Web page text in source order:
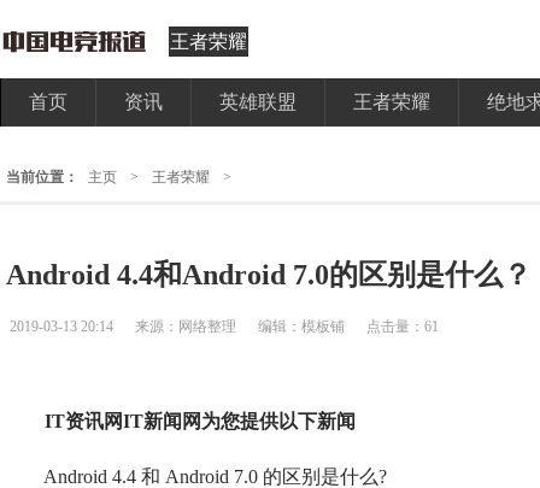
王者荣耀
首页 资讯 英雄联盟 王者荣耀 绝地
当前位置： 主页 > 王者荣耀 >
Android 4.4和Android 7.0的区别是什么？
2019-03-13 20:14 来源：网络整理 编辑：模板铺 点击量：61
IT资讯网IT新闻网为您提供以下新闻
Android 4.4 和 Android 7.0 的区别是什么?